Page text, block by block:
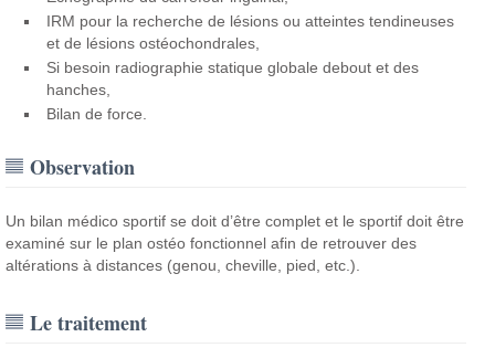
IRM pour la recherche de lésions ou atteintes tendineuses
et de lésions ostéochondrales,
Si besoin radiographie statique globale debout et des
hanches,
Bilan de force.
Observation
Un bilan médico sportif se doit d’être complet et le sportif doit être
examiné sur le plan ostéo fonctionnel afin de retrouver des
altérations à distances (genou, cheville, pied, etc.).
Le traitement